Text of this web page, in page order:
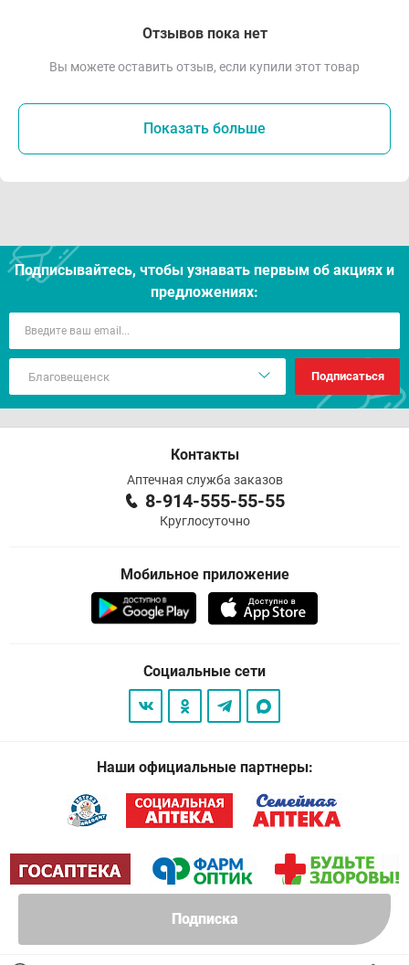
Подписка
Отзывов пока нет
Вы можете оставить отзыв, если купили этот товар
Показать больше
Подписывайтесь, чтобы узнавать первым об акцияx и
предложениях:
Подписаться
Контакты
Аптечная служба заказов
8-914-555-55-55
Круглосуточно
Мобильное приложение
Социальные сети
Наши официальные партнеры: